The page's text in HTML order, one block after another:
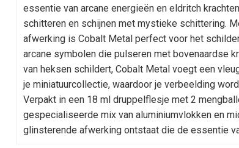
essentie van arcane energieën en eldritch
schitteren en schijnen met mystieke schittering.
afwerking is Cobalt Metal perfect voor het
arcane symbolen die pulseren met bovenaardse
van heksen schildert, Cobalt Metal voegt een
je miniatuurcollectie, waardoor je verbeelding
Verpakt in een 18 ml druppelflesje met 2
gespecialiseerde mix van aluminiumvlokken en
glinsterende afwerking ontstaat die de essentie